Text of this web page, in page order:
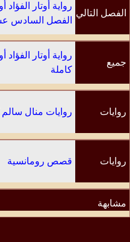
الفصل التالي
رواية أوتار
الفصل السادس
جميع
رواية أوتار
كاملة
روايات روايات منال سالم
روايات
مشابهة
قصص رومانسية